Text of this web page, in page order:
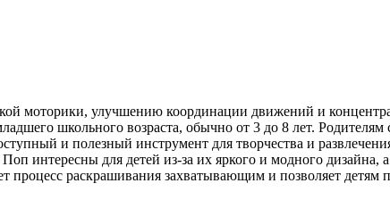
моторики, улучшению координации движений и
школьного возраста, обычно от 3 до 8 лет. Родителям
и полезный инструмент для творчества и
для детей из-за их яркого и модного дизайна,
раскрашивания захватывающим и позволяет детям